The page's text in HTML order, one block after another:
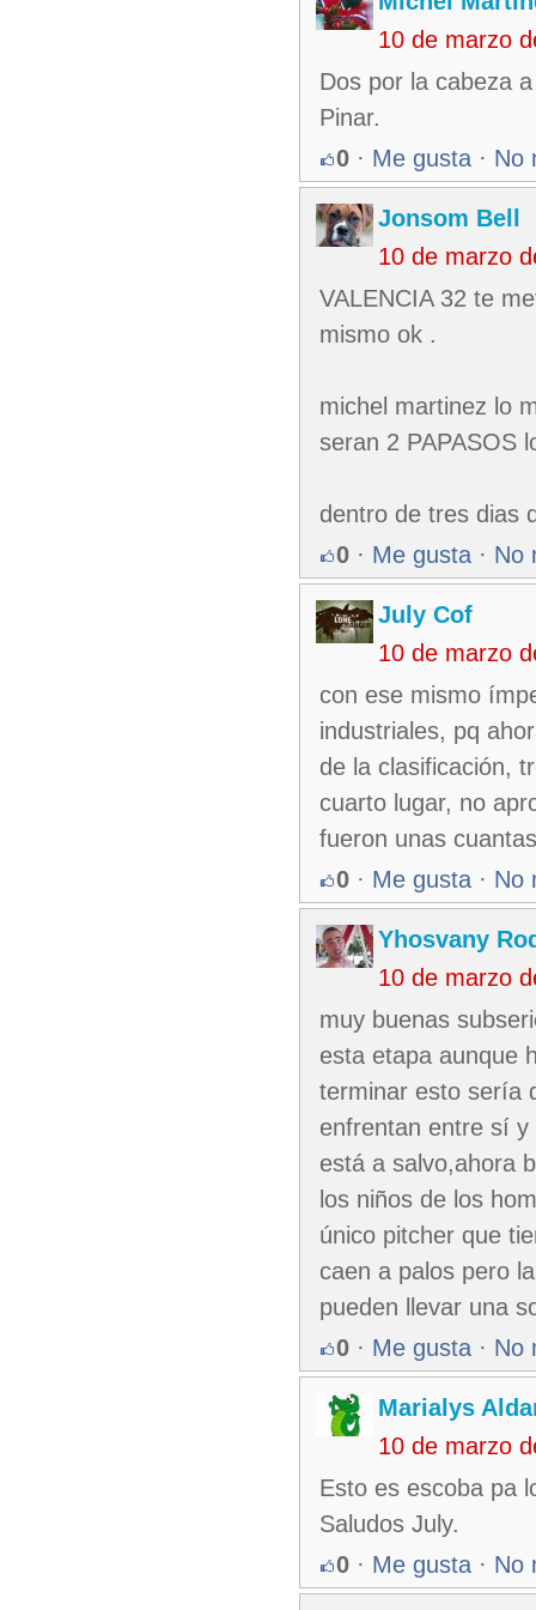
10 de marzo
Dos por la cabeza
Pinar.
0 · Me gusta · No
Jonsom Bell
10 de marzo
VALENCIA 32 te
mismo ok .
michel martinez lo
seran 2 PAPASOS
dentro de tres dias
0 · Me gusta · No
July Cof
10 de marzo
con ese mismo
industriales, pq
de la clasificación,
cuarto lugar, no
fueron unas
0 · Me gusta · No
Yhosvany
10 de marzo
muy buenas
esta etapa aunque
terminar esto sería
enfrentan entre sí y
está a salvo,ahora
los niños de los
único pitcher que
caen a palos pero
pueden llevar una
0 · Me gusta · No
Marialys
10 de marzo
Esto es escoba pa
Saludos July.
0 · Me gusta · No